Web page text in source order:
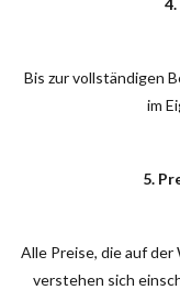
Bis zur vollständigen
im
5.
Alle Preise, die auf
verstehen sich